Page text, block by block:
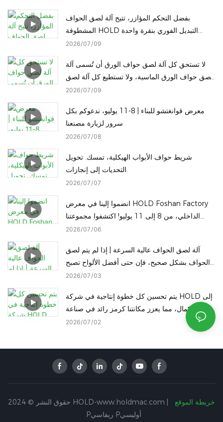
بفضل التحكم المؤازر، تتيح آلة لصق الحواف
المشطوفة HOLD التبديل الفوري بنقرة واحدة
لارتفاعات معالجة الحواف المشطوفة المختلفة
2026 07 09
لا تستحق كل آلة لصق حواف الورق أن تُسمى آلة
لصق حواف الورق الماسية، ولا تستطيع كل آلة لصق
حواف الورق الماسية التحول إلى لصق حواف الورق
2026 07 09
معرض قوانغتشو للبناء | 8-11 يوليو، ندعوكم بكل
سرور لزيارة مصنعنا
2026 07 08
شريط حواف الأبواب الهيكلية، تمسك. تحويل
2026 07 07
انضموا إلينا في معرض HOLD Foshan Factory
الداخلي، من 8 إلى 11 يوليو! اكتشفوا مجموعتنا
2026 07 06
آلة لصق الحواف عالية السرعة | إذا لم يتم لصق
الحواف بشكل صحيح، فإن حتى أفضل الألواح تصبح
2026 07 03
يتم تحسين كل خطوة إنتاجية في شركة HOLD إلى
حد الكمال، مما يعزز مكانتنا كرمز رائد في صناعة
2026 07 02
حقوق النشر © 2024 HOLD-www.holdmac.com |
خريطة الموقع
Pريفاسي Pأوليسي